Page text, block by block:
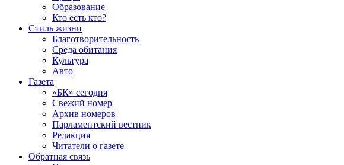
Образование
Кто есть кто?
Стиль жизни
Благотворительность
Среда обитания
Культура
Авто
Газета
«БК» сегодня
Свежий номер
Архив номеров
Парламентский вестник
Редакция
Читатели о газете
Обратная связь